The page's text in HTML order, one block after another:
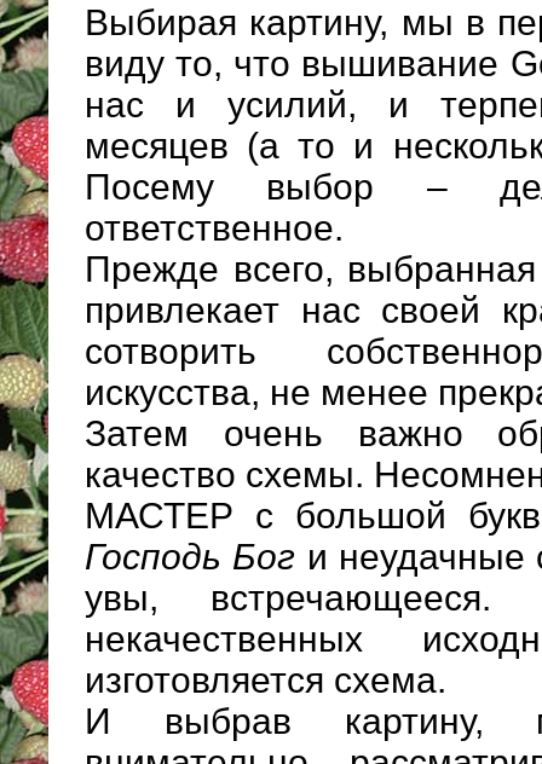
Выбирая картину, мы в
виду то, что вышивание
нас и усилий, и
месяцев (а то и
Посему выбор –
ответственное.
Прежде всего,
привлекает нас своей
сотворить
искусства, не менее
Затем очень важно
качество схемы.
МАСТЕР с большой
Господь Бог и неудачные
увы,
некачественных
изготовляется схема.
И выбрав картину,